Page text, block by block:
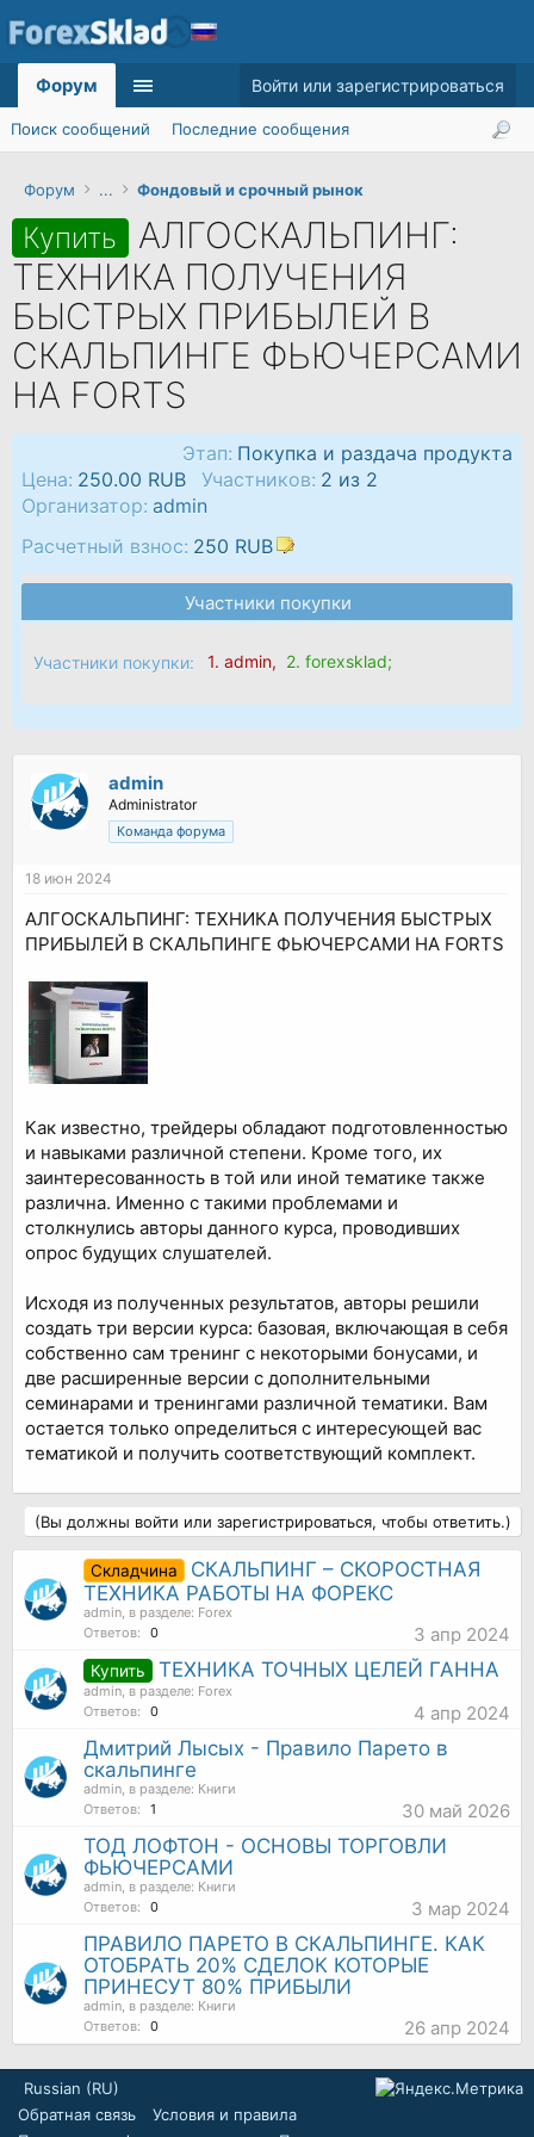
Форум ... Фондовый и срочный рынок
Купить АЛГОСКАЛЬПИНГ:
ТЕХНИКА ПОЛУЧЕНИЯ
БЫСТРЫХ ПРИБЫЛЕЙ В
СКАЛЬПИНГЕ ФЬЮЧЕРСАМИ
НА FORTS
Этап: Покупка и раздача продукта
Цена: 250.00 RUB Участников: 2 из 2
Организатор: admin
Расчетный взнос: 250 RUB
Участники покупки
Участники покупки: 1. admin, 2. forexsklad;
admin
Administrator
Команда форума
18 июн 2024
АЛГОСКАЛЬПИНГ: ТЕХНИКА ПОЛУЧЕНИЯ БЫСТРЫХ
ПРИБЫЛЕЙ В СКАЛЬПИНГЕ ФЬЮЧЕРСАМИ НА FORTS
Как известно, трейдеры обладают подготовленностью
и навыками различной степени. Кроме того, их
заинтересованность в той или иной тематике также
различна. Именно с такими проблемами и
столкнулись авторы данного курса, проводивших
опрос будущих слушателей.
Исходя из полученных результатов, авторы решили
создать три версии курса: базовая, включающая в себя
собственно сам тренинг с некоторыми бонусами, и
две расширенные версии с дополнительными
семинарами и тренингами различной тематики. Вам
остается только определиться с интересующей вас
тематикой и получить соответствующий комплект.
(Вы должны войти или зарегистрироваться, чтобы ответить.)
Складчина
СКАЛЬПИНГ – СКОРОСТНАЯ
ТЕХНИКА РАБОТЫ НА ФОРЕКС
admin , в разделе: Forex
Ответов:
0 3 апр 2024
Купить ТЕХНИКА ТОЧНЫХ ЦЕЛЕЙ ГАННА
admin , в разделе: Forex
Ответов:
0 4 апр 2024
Дмитрий Лысых - Правило Парето в
скальпинге
admin , в разделе: Книги
Ответов:
1 30 май 2026
ТОД ЛОФТОН - ОСНОВЫ ТОРГОВЛИ
ФЬЮЧЕРСАМИ
admin , в разделе: Книги
Ответов:
0 3 мар 2024
ПРАВИЛО ПАРЕТО В СКАЛЬПИНГЕ. КАК
ОТОБРАТЬ 20% СДЕЛОК КОТОРЫЕ
ПРИНЕСУТ 80% ПРИБЫЛИ
admin , в разделе: Книги
Ответов:
0 26 апр 2024
Форум
Поиск сообщений Последние сообщения
Войти или зарегистрироваться
Russian (RU)
Обратная связь
Условия и правила